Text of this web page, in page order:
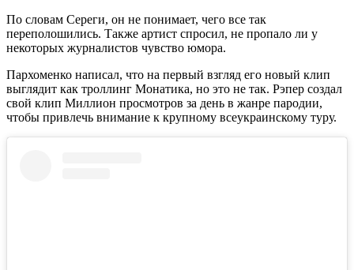
По словам Сереги, он не понимает, чего все так
переполошились. Также артист спросил, не пропало ли у
некоторых журналистов чувство юмора.
Пархоменко написал, что на первый взгляд его новый клип
выглядит как троллинг Монатика, но это не так. Рэпер создал
свой клип Миллион просмотров за день в жанре пародии,
чтобы привлечь внимание к крупному всеукраинскому туру.